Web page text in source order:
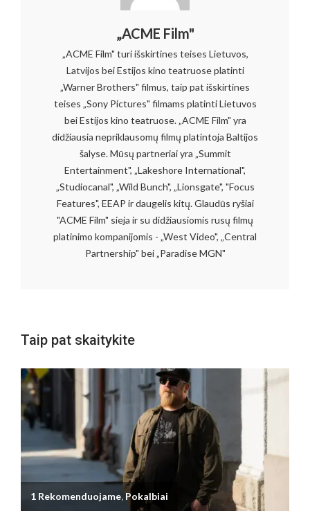
„ACME Film"
„ACME Film" turi išskirtines teises Lietuvos,
Latvijos bei Estijos kino teatruose platinti
„Warner Brothers" filmus, taip pat išskirtines
teises „Sony Pictures" filmams platinti Lietuvos
bei Estijos kino teatruose. „ACME Film" yra
didžiausia nepriklausomų filmų platintoja Baltijos
šalyse. Mūsų partneriai yra „Summit
Entertainment", „Lakeshore International",
„Studiocanal", „Wild Bunch", „Lionsgate", "Focus
Features", EEAP ir daugelis kitų. Glaudūs ryšiai
"ACME Film" sieja ir su didžiausiomis rusų filmų
platinimo kompanijomis - „West Video", „Central
Partnership" bei „Paradise MGN"
Taip pat skaitykite